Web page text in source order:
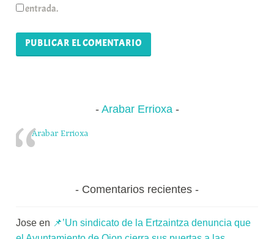
entrada.
Arabar Errioxa
Arabar Errioxa
Comentarios recientes
Jose en 📌’Un sindicato de la Ertzaintza denuncia que